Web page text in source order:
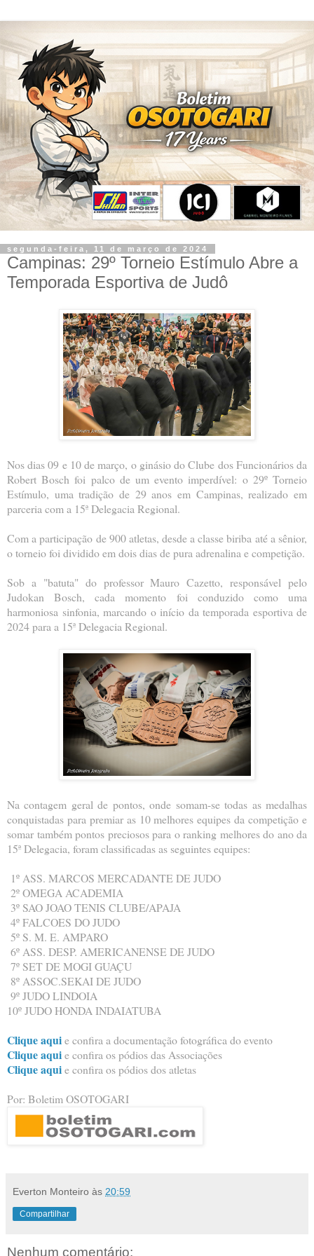
segunda-feira, 11 de março de 2024
Campinas: 29º Torneio Estímulo Abre a
Temporada Esportiva de Judô
Nos dias 09 e 10 de março, o ginásio do Clube dos Funcionários da
Robert Bosch foi palco de um evento imperdível: o 29º Torneio
Estímulo, uma tradição de 29 anos em Campinas, realizado em
parceria com a 15ª Delegacia Regional.
Com a participação de 900 atletas, desde a classe biriba até a sênior,
o torneio foi dividido em dois dias de pura adrenalina e competição.
Sob a "batuta" do professor Mauro Cazetto, responsável pelo
Judokan Bosch, cada momento foi conduzido como uma
harmoniosa sinfonia, marcando o início da temporada esportiva de
2024 para a 15ª Delegacia Regional.
Na contagem geral de pontos, onde somam-se todas as medalhas
conquistadas para premiar as 10 melhores equipes da competição e
somar também pontos preciosos para o ranking melhores do ano da
15ª Delegacia, foram classificadas as seguintes equipes:
1º ASS. MARCOS MERCADANTE DE JUDO
2º OMEGA ACADEMIA
3º SAO JOAO TENIS CLUBE/APAJA
4º FALCOES DO JUDO
5º S. M. E. AMPARO
6º ASS. DESP. AMERICANENSE DE JUDO
7º SET DE MOGI GUAÇU
8º ASSOC.SEKAI DE JUDO
9º JUDO LINDOIA
10º JUDO HONDA INDAIATUBA
Clique aquie confira a documentação fotográfica do evento
Clique aquie confira os pódios das Associações
Clique aquie confira os pódios dos atletas
Por: Boletim OSOTOGARI
Everton Monteiro às 20:59
Compartilhar
Nenhum comentário: